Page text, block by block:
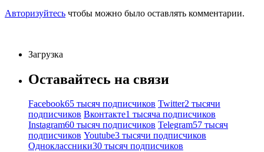
Авторизуйтесь чтобы можно было оставлять комментарии.
Загрузка
Оставайтесь на связи
Facebook65 тысяч подписчиков Twitter2 тысячи
подписчиков Вконтакте1 тысяча подписчиков
Instagram60 тысяч подписчиков Telegram57 тысяч
подписчиков Youtube3 тысячи подписчиков
Одноклассники30 тысяч подписчиков